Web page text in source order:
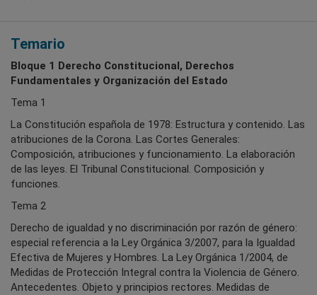
Temario
Bloque 1 Derecho Constitucional, Derechos
Fundamentales y Organización del Estado
Tema 1
La Constitución española de 1978: Estructura y contenido. Las
atribuciones de la Corona. Las Cortes Generales:
Composición, atribuciones y funcionamiento. La elaboración
de las leyes. El Tribunal Constitucional. Composición y
funciones.
Tema 2
Derecho de igualdad y no discriminación por razón de género:
especial referencia a la Ley Orgánica 3/2007, para la Igualdad
Efectiva de Mujeres y Hombres. La Ley Orgánica 1/2004, de
Medidas de Protección Integral contra la Violencia de Género.
Antecedentes. Objeto y principios rectores. Medidas de